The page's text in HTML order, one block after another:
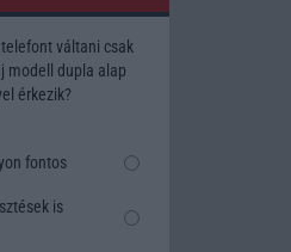
váltani csak
modell dupla alap
érkezik?
fontos
is